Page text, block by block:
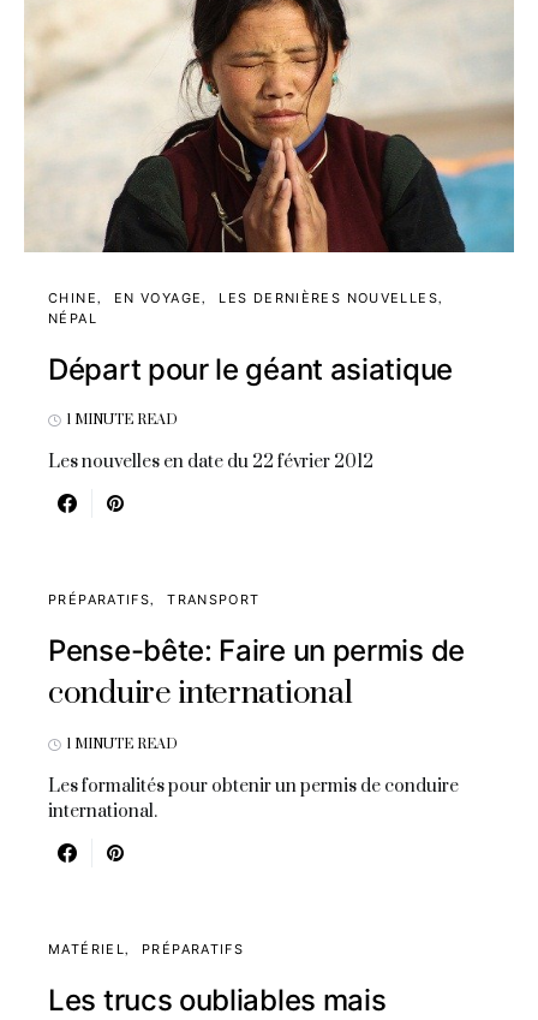
CHINE EN VOYAGE
LES DERNIÈRES NOUVELLES
NÉPAL
Départ pour le géant asiatique
1 MINUTE READ
Les nouvelles en date du 22 février 2012
PRÉPARATIFS TRANSPORT
Pense-bête: Faire un permis de
conduire international
1 MINUTE READ
Les formalités pour obtenir un permis de conduire
international.
MATÉRIEL PRÉPARATIFS
Les trucs oubliables mais